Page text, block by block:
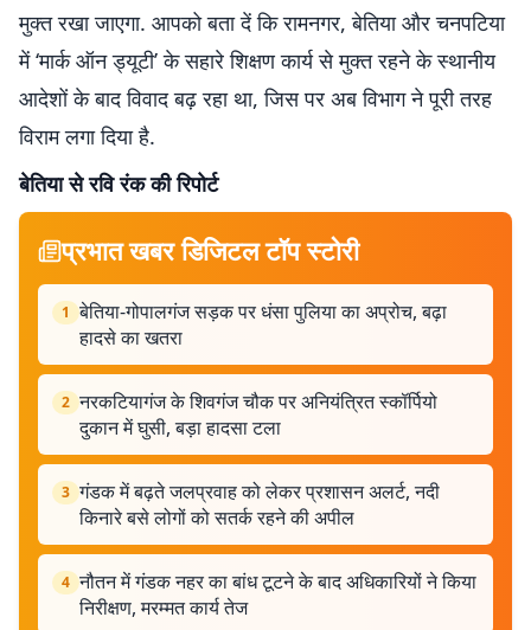
मुक्त रखा जाएगा. आपको बता दें कि रामनगर, बेतिया और चनपटिया
में ‘मार्क ऑन ड्यूटी’ के सहारे शिक्षण कार्य से मुक्त रहने के स्थानीय
आदेशों के बाद विवाद बढ़ रहा था, जिस पर अब विभाग ने पूरी तरह
विराम लगा दिया है.
बेतिया से रवि रंक की रिपोर्ट
प्रभात खबर डिजिटल टॉप स्टोरी
1 बेतिया-गोपालगंज सड़क पर धंसा पुलिया का अप्रोच, बढ़ा
हादसे का खतरा
2 नरकटियागंज के शिवगंज चौक पर अनियंत्रित स्कॉर्पियो
दुकान में घुसी, बड़ा हादसा टला
3 गंडक में बढ़ते जलप्रवाह को लेकर प्रशासन अलर्ट, नदी
किनारे बसे लोगों को सतर्क रहने की अपील
4 नौतन में गंडक नहर का बांध टूटने के बाद अधिकारियों ने किया
निरीक्षण, मरम्मत कार्य तेज